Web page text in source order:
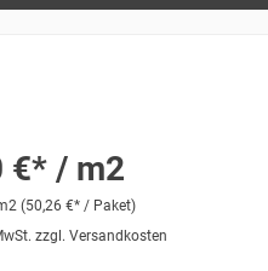
€* / m2
(50,26 €* / Paket)
zzgl. Versandkosten